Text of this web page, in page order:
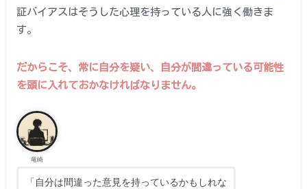
証バイアスはそうした心理を持っている人に強く働きま
す。
だからこそ、常に自分を疑い、自分が間違っている可能性
を頭に入れておかなければなりません。
竜崎
「自分は間違った意見を持っているかもしれな